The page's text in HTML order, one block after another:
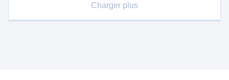
Charger plus